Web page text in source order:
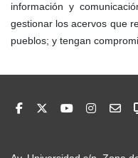
información y
gestionar los acervos que
pueblos; y tengan